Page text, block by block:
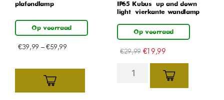
plafondlamp
Op voorraad
€39,99–€59,99
IP65 Kubus – up and down
light – vierkante wandlamp
Op voorraad
€29,99 €19,99